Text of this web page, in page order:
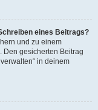
eines Beitrags?
und zu einem
Den gesicherten Beitrag
in deinem